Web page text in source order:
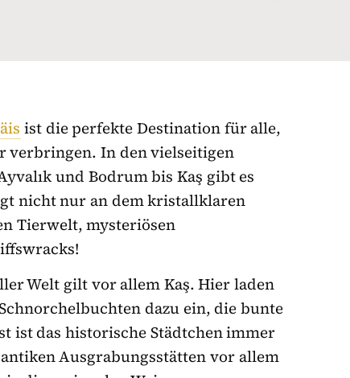
ist die perfekte Destination für alle,
verbringen. In den vielseitigen
und Bodrum bis Kaş gibt es
nicht nur an dem kristallklaren
Tierwelt, mysteriösen
Welt gilt vor allem Kaş. Hier laden
dazu ein, die bunte
ist das historische Städtchen immer
Ausgrabungsstätten vor allem